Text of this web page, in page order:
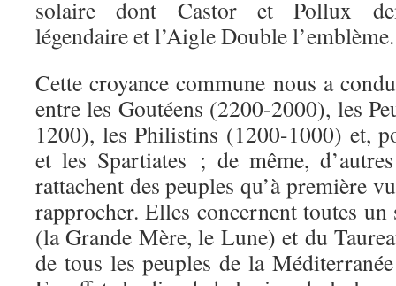
solaire dont Castor et Pollux
légendaire et l’Aigle Double l’emblème.
Cette croyance commune nous a
entre les Goutéens (2200-2000), les
1200), les Philistins (1200-1000) et,
et les Spartiates ; de même,
rattachent des peuples qu’à première
rapprocher. Elles concernent toutes
(la Grande Mère, le Lune) et du
de tous les peuples de la